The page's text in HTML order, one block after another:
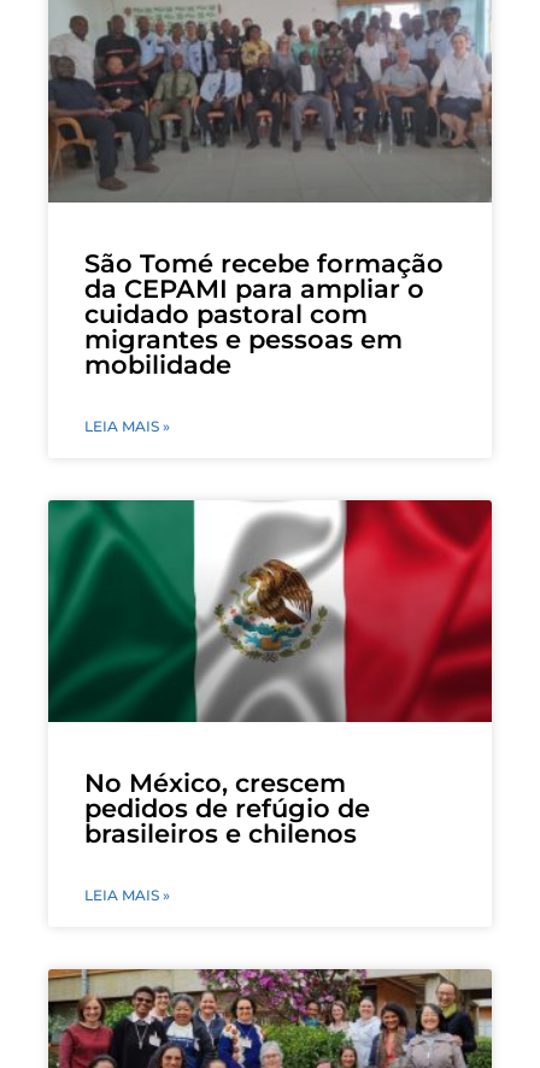
São Tomé recebe formação
da CEPAMI para ampliar o
cuidado pastoral com
migrantes e pessoas em
mobilidade
LEIA MAIS »
No México, crescem
pedidos de refúgio de
brasileiros e chilenos
LEIA MAIS »